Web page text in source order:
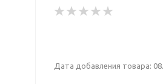
Дата добавления товара: